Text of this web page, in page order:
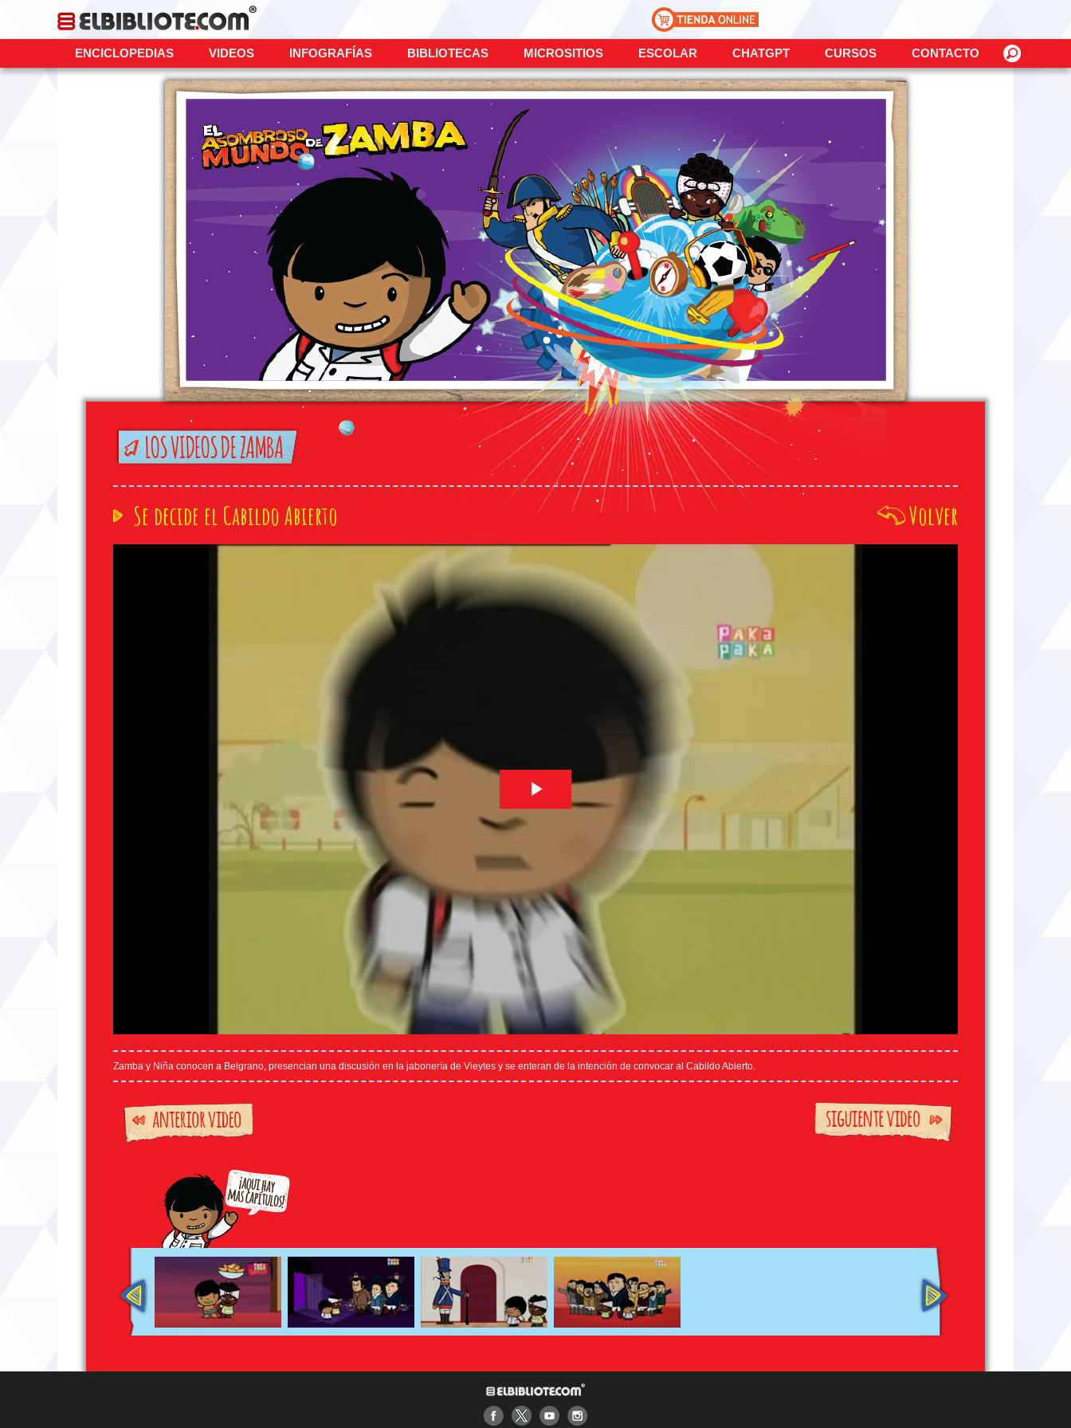
ENCICLOPEDIAS VIDEOS INFOGRAFÍAS BIBLIOTECAS MICROSITIOS ESCOLAR CHATGPT CURSOS CONTACTO
Se decide el Cabildo Abierto Volver
Zamba y Niña conocen a Belgrano, presencian una discusión en la jabonería de Vieytes y se enteran de la intención de convocar al Cabildo Abierto.